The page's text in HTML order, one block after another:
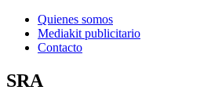
Quienes somos
Mediakit publicitario
Contacto
SRA